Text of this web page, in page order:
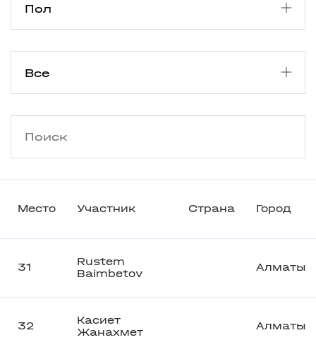
Место Участник Страна Город
31
Rustem
Baimbetov
Алматы
32
Касиет
Жанахмет
Алматы